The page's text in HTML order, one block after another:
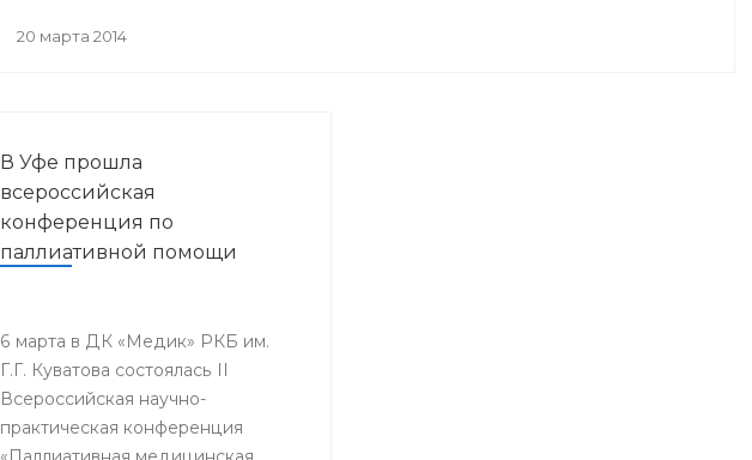
20 марта 2014
В Уфе прошла
всероссийская
конференция по
паллиативной помощи
6 марта в ДК «Медик» РКБ им.
Г.Г. Куватова состоялась II
Всероссийская научно-
практическая конференция